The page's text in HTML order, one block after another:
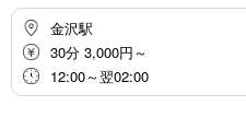
金沢駅
30分 3,000円～
12:00～翌02:00